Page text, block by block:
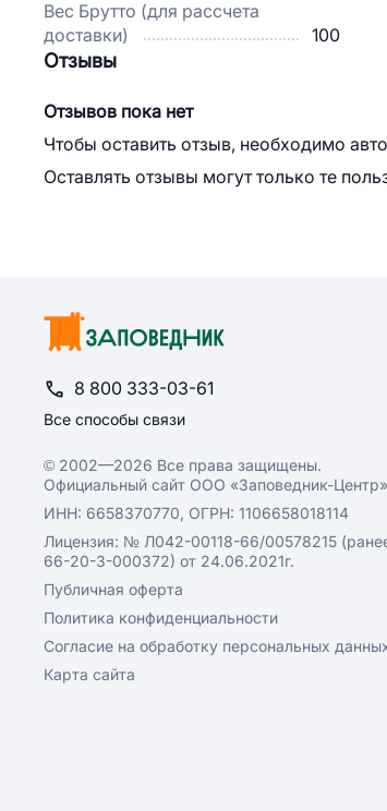
Вес Брутто (для рассчета
доставки)
100
Отзывы
Отзывов пока нет
Чтобы оставить отзыв, необходимо
Оставлять отзывы могут только те
8 800 333-03-61
Все способы связи
© 2002—2026 Все права защищены.
Официальный сайт ООО «Заповедник-Центр»
ИНН: 6658370770, ОГРН: 1106658018114
Лицензия: № Л042-00118-66/00578215
66-20-3-000372) от 24.06.2021г.
Публичная оферта
Политика конфиденциальности
Согласие на обработку персональных
Карта сайта